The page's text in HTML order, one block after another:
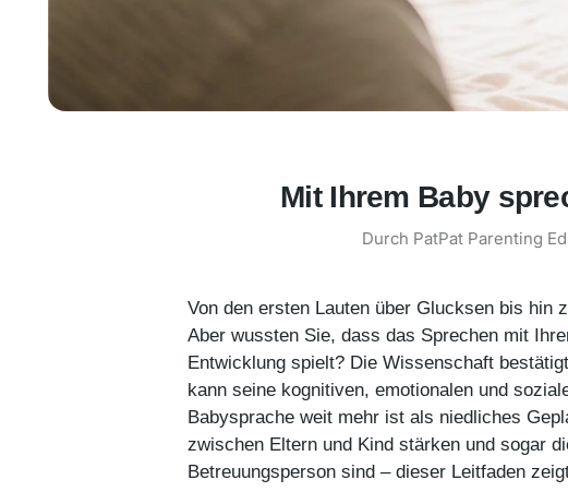
Mit Ihrem Baby
Durch PatPat Parenting
Von den ersten Lauten über Glucksen bis hin
Aber wussten Sie, dass das Sprechen mit
Entwicklung spielt? Die Wissenschaft
kann seine kognitiven, emotionalen und
Babysprache weit mehr ist als niedliches
zwischen Eltern und Kind stärken und sogar
Betreuungsperson sind – dieser Leitfaden